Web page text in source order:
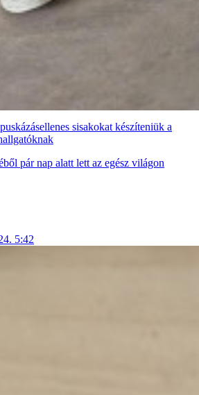
sisakokat készíteniük a
pár nap alatt lett az egész világon
5:42